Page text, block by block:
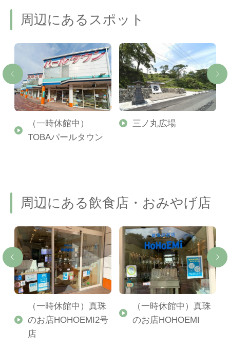
周辺にあるスポット
（一時休館中）
TOBAパールタウン
三ノ丸広場
周辺にある飲食店・おみやげ店
（一時休館中）真珠
のお店HOHOEMI2号
店
（一時休館中）真珠
のお店HOHOEMI